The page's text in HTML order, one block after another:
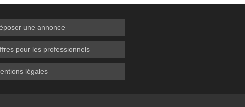
une annonce
pour les professionnels
légales